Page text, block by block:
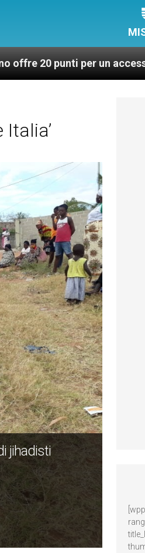
un accesso giusto ed
jihadisti